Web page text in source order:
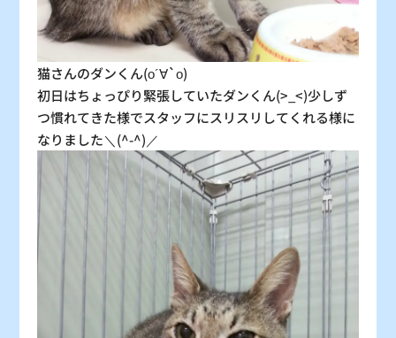
猫さんのダンくん(о´∀`о)
初日はちょっぴり緊張していたダンくん(>_<)少しず
つ慣れてきた様でスタッフにスリスリしてくれる様に
なりました＼(^-^)／